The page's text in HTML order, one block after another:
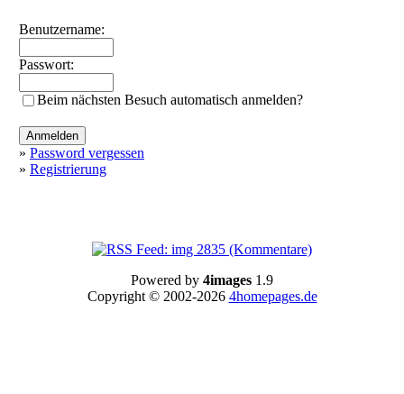
Benutzername:
Passwort:
Beim nächsten Besuch automatisch anmelden?
» Password vergessen
» Registrierung
Powered by 4images 1.9
Copyright © 2002-2026 4homepages.de